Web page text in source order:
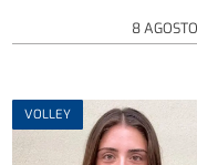
8
VOLLEY